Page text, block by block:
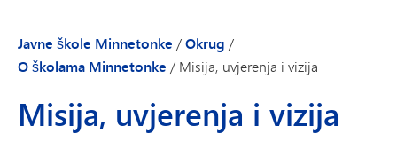
Javne škole Minnetonke /Okrug /
O školama Minnetonke / Misija, uvjerenja i vizija
Misija, uvjerenja i vizija